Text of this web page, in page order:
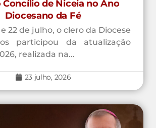
Concílio de Niceia no Ano
Diocesano da Fé
e 22 de julho, o clero da Diocese
participou da atualização
realizada na...
23 julho, 2026